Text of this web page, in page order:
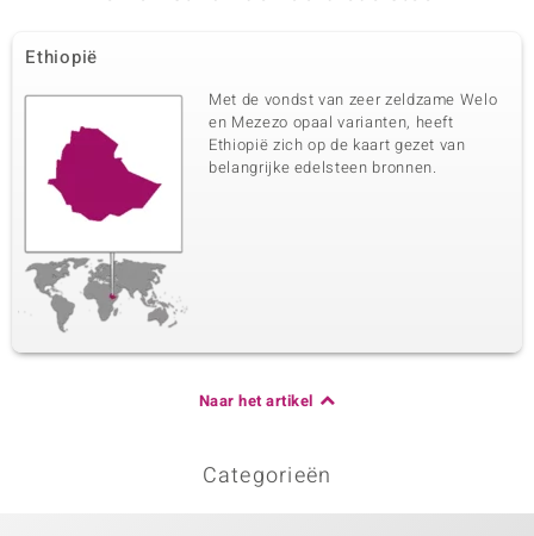
Ethiopië
Met de vondst van zeer zeldzame Welo
en Mezezo opaal varianten, heeft
Ethiopië zich op de kaart gezet van
belangrijke edelsteen bronnen.
Naar het artikel
Categorieën